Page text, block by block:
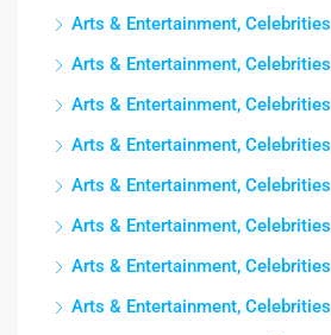
Arts & Entertainment, Celebrities
Arts & Entertainment, Celebrities
Arts & Entertainment, Celebrities
Arts & Entertainment, Celebrities
Arts & Entertainment, Celebrities
Arts & Entertainment, Celebrities
Arts & Entertainment, Celebrities
Arts & Entertainment, Celebrities